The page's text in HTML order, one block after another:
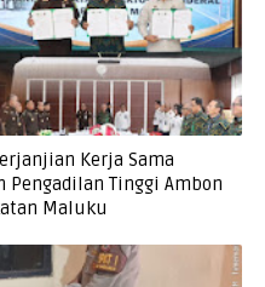
Kerja Sama
Pengadilan Tinggi Ambon
Maluku